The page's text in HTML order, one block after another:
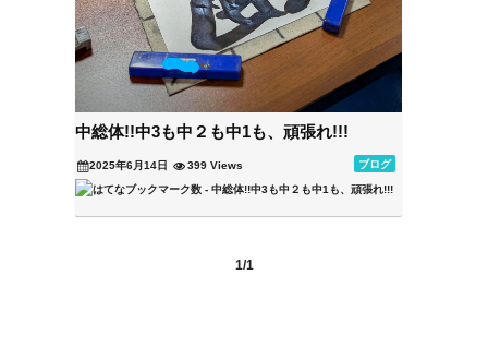
中総体!!中3も中２も中1も、頑張れ!!!
2025年6月14日 ブログ
399 Views
1/1